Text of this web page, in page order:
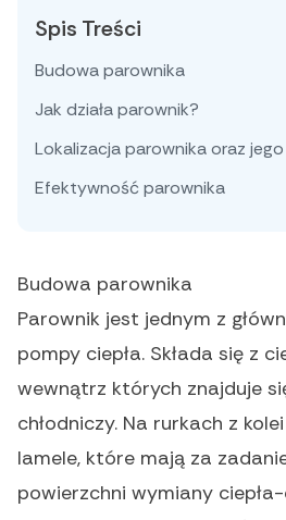
Budowa parownika
Parownik jest jednym z
pompy ciepła. Składa się z
wewnątrz których znajduje
chłodniczy. Na rurkach z
lamele, które mają za
powierzchni wymiany
Spis Treści
Budowa parownika
Jak działa parownik?
Lokalizacja parownika oraz
Efektywność parownika